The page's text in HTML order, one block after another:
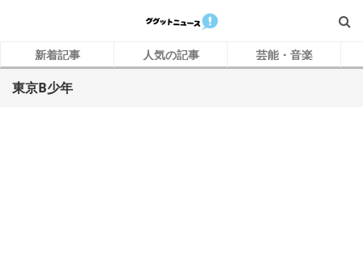
新着記事 人気の記事 芸能・音楽
東京B少年